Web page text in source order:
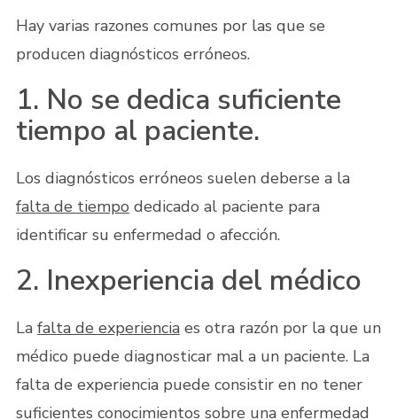
Hay varias razones comunes por las que se
producen diagnósticos erróneos.
1. No se dedica suficiente
tiempo al paciente.
Los diagnósticos erróneos suelen deberse a la
falta de tiempo dedicado al paciente para
identificar su enfermedad o afección.
2. Inexperiencia del médico
La falta de experienciaes otra razón por la que un
médico puede diagnosticar mal a un paciente. La
falta de experiencia puede consistir en no tener
suficientes conocimientos sobre una enfermedad